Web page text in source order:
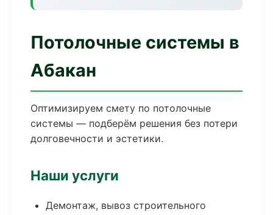
Потолочные системы в
Абакан
Оптимизируем смету по потолочные
системы — подберём решения без потери
долговечности и эстетики.
Наши услуги
Демонтаж, вывоз строительного